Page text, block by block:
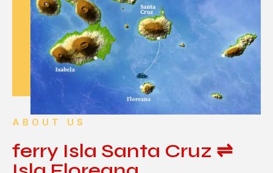
ABOUT US
ferry Isla Santa Cruz ⇌